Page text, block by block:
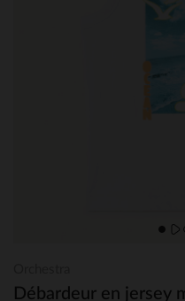
Débardeur en jersey